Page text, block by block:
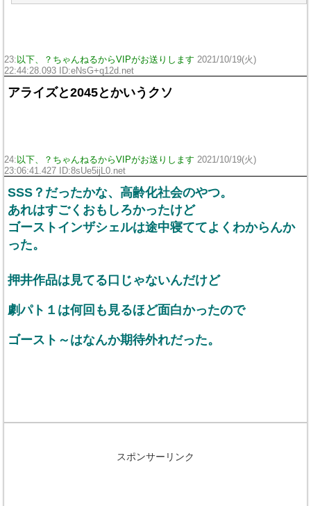
23: 以下、？ちゃんねるからVIPがお送りします 2021/10/19(火)
22:44:28.093 ID:eNsG+q12d.net
アライズと2045とかいうクソ
24: 以下、？ちゃんねるからVIPがお送りします 2021/10/19(火)
23:06:41.427 ID:8sUe5ijL0.net
SSS？だったかな、高齢化社会のやつ。
あれはすごくおもしろかったけど
ゴーストインザシェルは途中寝ててよくわからんか
った。
押井作品は見てる口じゃないんだけど
劇パト１は何回も見るほど面白かったので
ゴースト～はなんか期待外れだった。
スポンサーリンク